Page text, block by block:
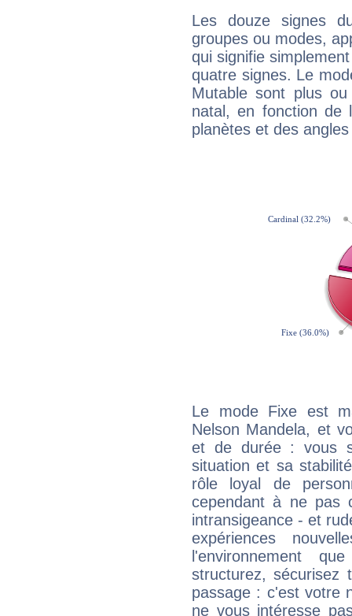
Les douze signes
groupes ou modes,
qui signifie
quatre signes. Le
Mutable sont plus
natal, en fonction de
planètes et des
Le mode Fixe est
Nelson Mandela, et
et de durée : vous
situation et sa
rôle loyal de
cependant à ne pas
intransigeance - et
expériences
l'environnement
structurez, sécurisez
passage : c'est votre
ne vous intéresse